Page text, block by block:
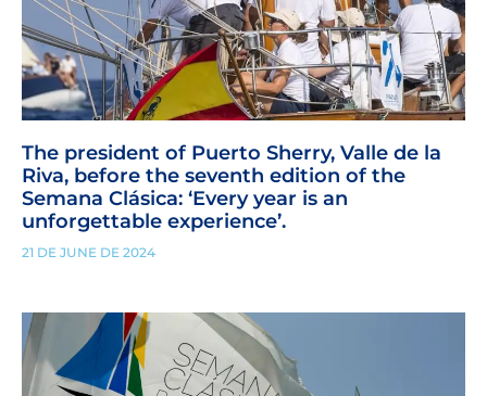
The president of Puerto Sherry, Valle de la
Riva, before the seventh edition of the
Semana Clásica: ‘Every year is an
unforgettable experience’.
21 DE JUNE DE 2024